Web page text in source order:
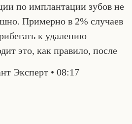
по имплантации зубов не
Примерно в 2% случаев
к удалению
это, как правило, после
Эксперт 08:17